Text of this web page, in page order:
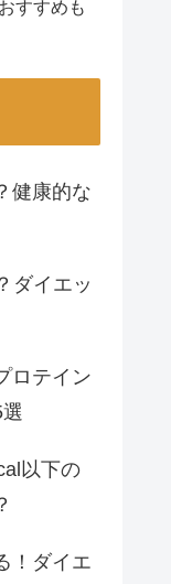
すすめも
健康的な
ダイエッ
ロテイン
以下の
！ダイエ